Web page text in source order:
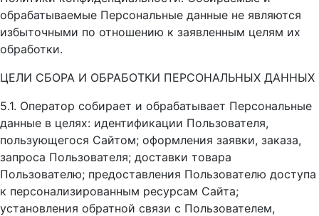
обрабатываемые Персональные данные не являются
избыточными по отношению к заявленным целям их
обработки.
ЦЕЛИ СБОРА И ОБРАБОТКИ ПЕРСОНАЛЬНЫХ ДАННЫХ
5.1. Оператор собирает и обрабатывает Персональные
данные в целях: идентификации Пользователя,
пользующегося Сайтом; оформления заявки, заказа,
запроса Пользователя; доставки товара
Пользователю; предоставления Пользователю доступа
к персонализированным ресурсам Сайта;
установления обратной связи с Пользователем,